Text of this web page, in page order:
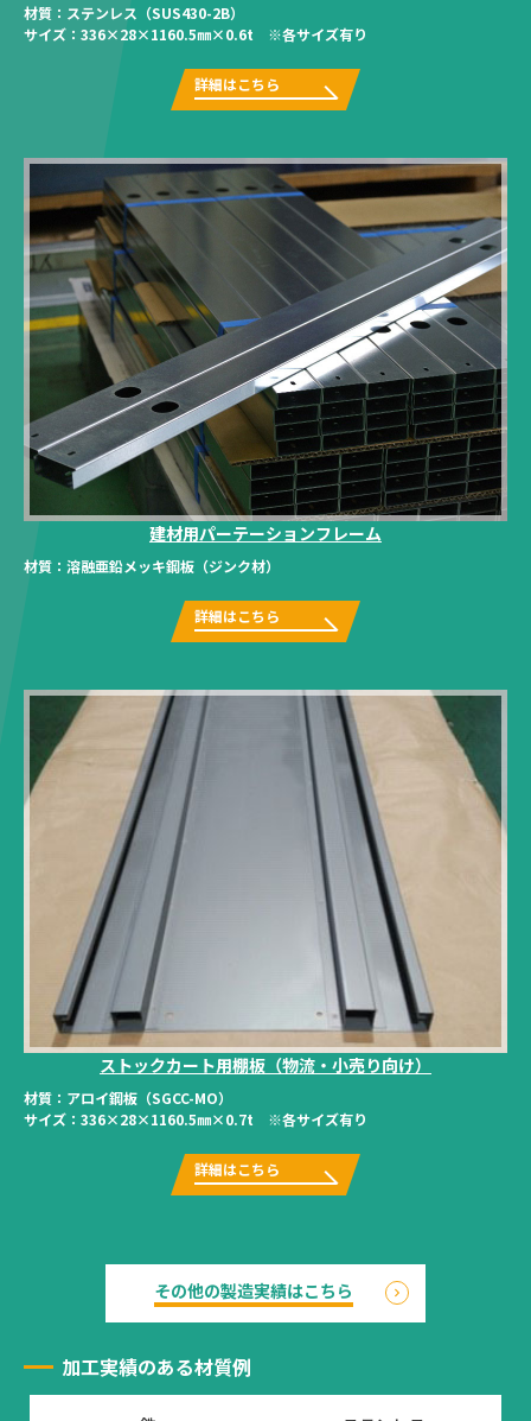
材質： ステンレス（SUS430-2B）
サイズ： 336×28×1160.5㎜×0.6t ※各サイズ有り
詳細はこちら
建材用パーテーションフレーム
材質： 溶融亜鉛メッキ鋼板（ジンク材）
詳細はこちら
ストックカート用棚板（物流・小売り向け）
材質： アロイ鋼板（SGCC-MO）
サイズ： 336×28×1160.5㎜×0.7t ※各サイズ有り
詳細はこちら
その他の製造実績はこちら
加工実績のある材質例